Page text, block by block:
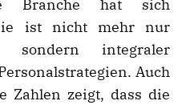
Branche hat sich
ist nicht mehr nur
sondern integraler
Auch
zeigt, dass die